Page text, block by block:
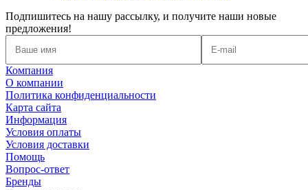
Подпишитесь на нашу рассылку, и получите наши новые
предложения!
Компания
О компании
Политика конфиденциальности
Карта сайта
Информация
Условия оплаты
Условия доставки
Помощь
Вопрос-ответ
Бренды